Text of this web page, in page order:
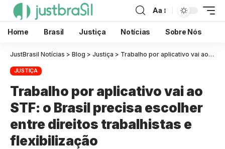
Aa
Home Brasil Justiça Notícias Sobre Nós
JustBrasil Notícias > Blog > Justiça > Trabalho por aplicativo vai ao STF: o Brasil precisa escolher entre direitos trabalhistas e flexibilização
JUSTIÇA
Trabalho por aplicativo vai ao
STF: o Brasil precisa escolher
entre direitos trabalhistas e
flexibilização